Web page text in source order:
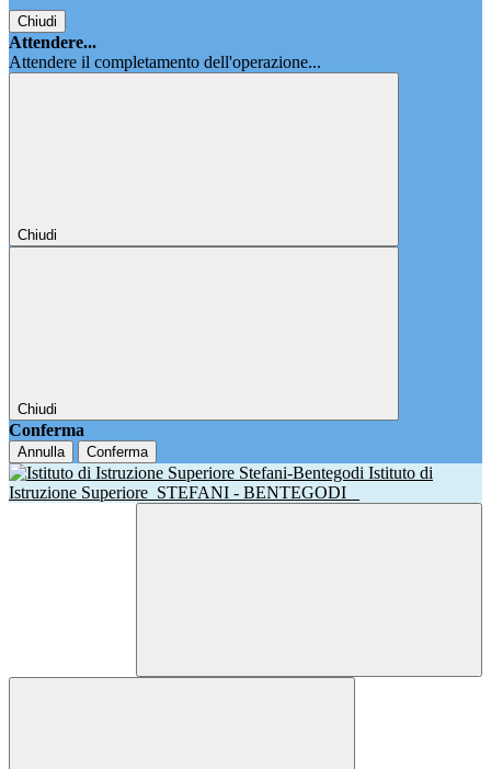
Chiudi
Attendere...
Attendere il completamento dell'operazione...
Chiudi
Chiudi
Conferma
Annulla Conferma
Istituto di
Istruzione Superiore STEFANI - BENTEGODI